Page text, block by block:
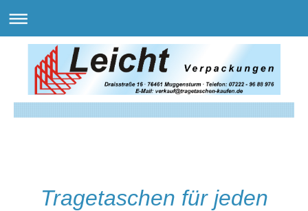
Tragetaschen für jeden